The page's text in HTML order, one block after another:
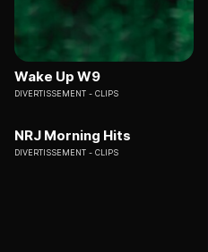
Wake Up W9
DIVERTISSEMENT CLIPS
NRJ Morning Hits
DIVERTISSEMENT CLIPS